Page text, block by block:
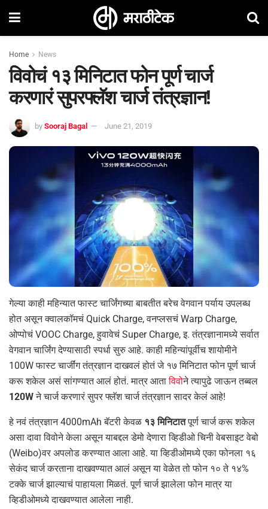
Home News
विवोचं १३ मिनिटात फोन पूर्ण चार्ज
करणारं सुपरफ्लॅश चार्ज तंत्रज्ञान!
by Sooraj Bagal June 21, 2019
गेल्या काही महिन्यात फास्ट चार्जिंगच्या बाबतीत बरेच वेगवान पर्याय उपलब्ध
होत असून क्वालकॉमचं Quick Charge, वनप्लसचं Warp Charge,
ओप्पोचं VOOC Charge, हुवावेचं Super Charge, इ. तंत्रज्ञानामध्ये सर्वात
वेगवान चार्जिंग देण्यासाठी स्पर्धा सुरु आहे. काही महिन्यांपूर्वीच शायोमीने
100W फास्ट चार्जींग तंत्रज्ञान दाखवलं होतं जे १७ मिनिटात फोन पूर्ण चार्ज
करू शकेल असं सांगण्यात आलं होतं. मात्र आताविवोने त्यापुढे जाऊन तब्बल
120Wने चार्ज करणारं सुपर फ्लॅश चार्ज तंत्रज्ञान सादर केलं आहे!
हे नवं तंत्रज्ञान 4000mAh बॅटरी केवळ १३ मिनिटातपूर्ण चार्ज करू शकेल
असा दावा विवोने केला असून याबद्दल डेमो देणारा व्हिडीओ चिनी वेबसाइट वेबो
(Weibo)वर अपलोड करण्यात आला आहे. या व्हिडीओमध्ये एका फोनला १६
सेकंद चार्ज करताना दाखवण्यात आलं असून या वेळेत तो फोन १० ते १४%
टक्के चार्ज झाल्याचं पाहायला मिळतं. पूर्ण चार्ज झालेला फोन मात्र या
व्हिडीओमध्ये दाखवण्यात आलेला नाही.